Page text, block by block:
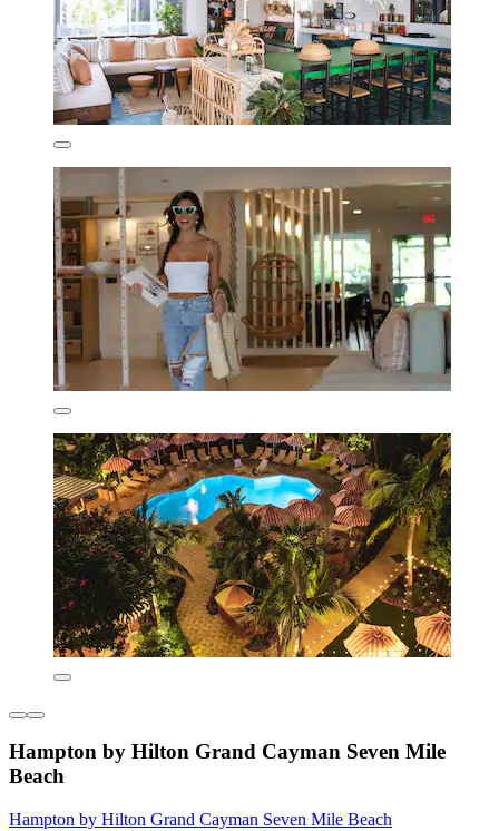
Hampton by Hilton Grand Cayman Seven Mile
Beach
Hampton by Hilton Grand Cayman Seven Mile Beach